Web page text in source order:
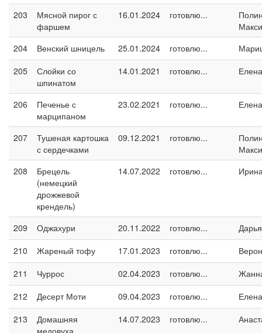
203
Мясной пирог с
фаршем
16.01.2024 готовлю...
204
Венский шницель 25.01.2024 готовлю...
205
Слойки со
шпинатом
14.01.2021 готовлю...
206
Печенье с
марципаном
23.02.2021 готовлю...
207
Тушеная картошка
с сердечками
09.12.2021 готовлю...
208
Брецель
(немецкий
дрожжевой
крендель)
14.07.2022 готовлю...
209 Оджахури 20.11.2022 готовлю...
Дарья
210
Жареный тофу 17.01.2023 готовлю...
211
Чуррос 02.04.2023 готовлю...
212
Десерт Моти 09.04.2023 готовлю...
213
Домашняя
14.07.2023 готовлю...